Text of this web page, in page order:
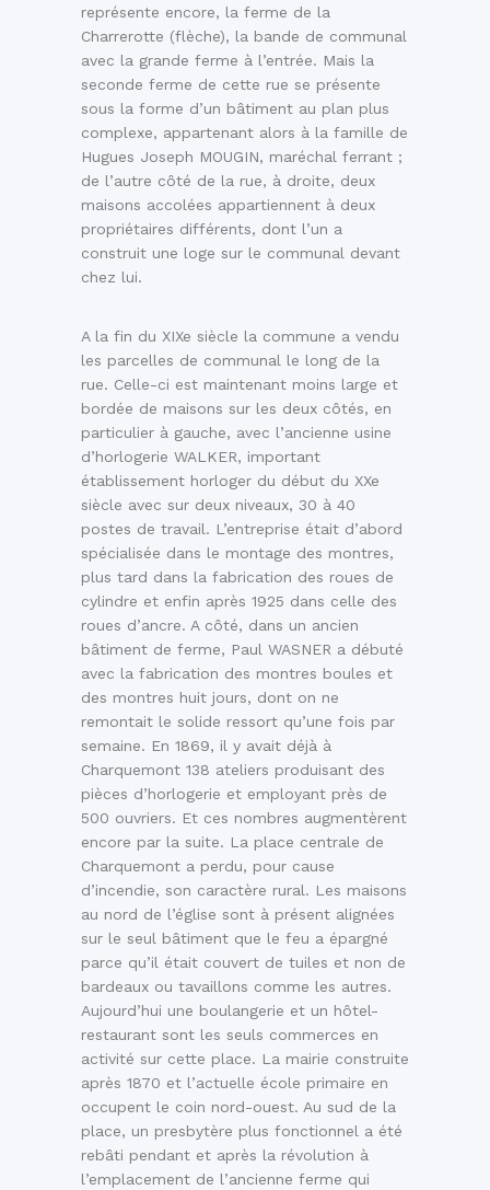
représente encore, la ferme de la
Charrerotte (flèche), la bande de communal
avec la grande ferme à l’entrée. Mais la
seconde ferme de cette rue se présente
sous la forme d’un bâtiment au plan plus
complexe, appartenant alors à la famille de
Hugues Joseph MOUGIN, maréchal ferrant ;
de l’autre côté de la rue, à droite, deux
maisons accolées appartiennent à deux
propriétaires différents, dont l’un a
construit une loge sur le communal devant
chez lui.
A la fin du XIXe siècle la commune a vendu
les parcelles de communal le long de la
rue. Celle-ci est maintenant moins large et
bordée de maisons sur les deux côtés, en
particulier à gauche, avec l’ancienne usine
d’horlogerie WALKER, important
établissement horloger du début du XXe
siècle avec sur deux niveaux, 30 à 40
postes de travail. L’entreprise était d’abord
spécialisée dans le montage des montres,
plus tard dans la fabrication des roues de
cylindre et enfin après 1925 dans celle des
roues d’ancre. A côté, dans un ancien
bâtiment de ferme, Paul WASNER a débuté
avec la fabrication des montres boules et
des montres huit jours, dont on ne
remontait le solide ressort qu’une fois par
semaine. En 1869, il y avait déjà à
Charquemont 138 ateliers produisant des
pièces d’horlogerie et employant près de
500 ouvriers. Et ces nombres augmentèrent
encore par la suite. La place centrale de
Charquemont a perdu, pour cause
d’incendie, son caractère rural. Les maisons
au nord de l’église sont à présent alignées
sur le seul bâtiment que le feu a épargné
parce qu’il était couvert de tuiles et non de
bardeaux ou tavaillons comme les autres.
Aujourd’hui une boulangerie et un hôtel-
restaurant sont les seuls commerces en
activité sur cette place. La mairie construite
après 1870 et l’actuelle école primaire en
occupent le coin nord-ouest. Au sud de la
place, un presbytère plus fonctionnel a été
rebâti pendant et après la révolution à
l’emplacement de l’ancienne ferme qui